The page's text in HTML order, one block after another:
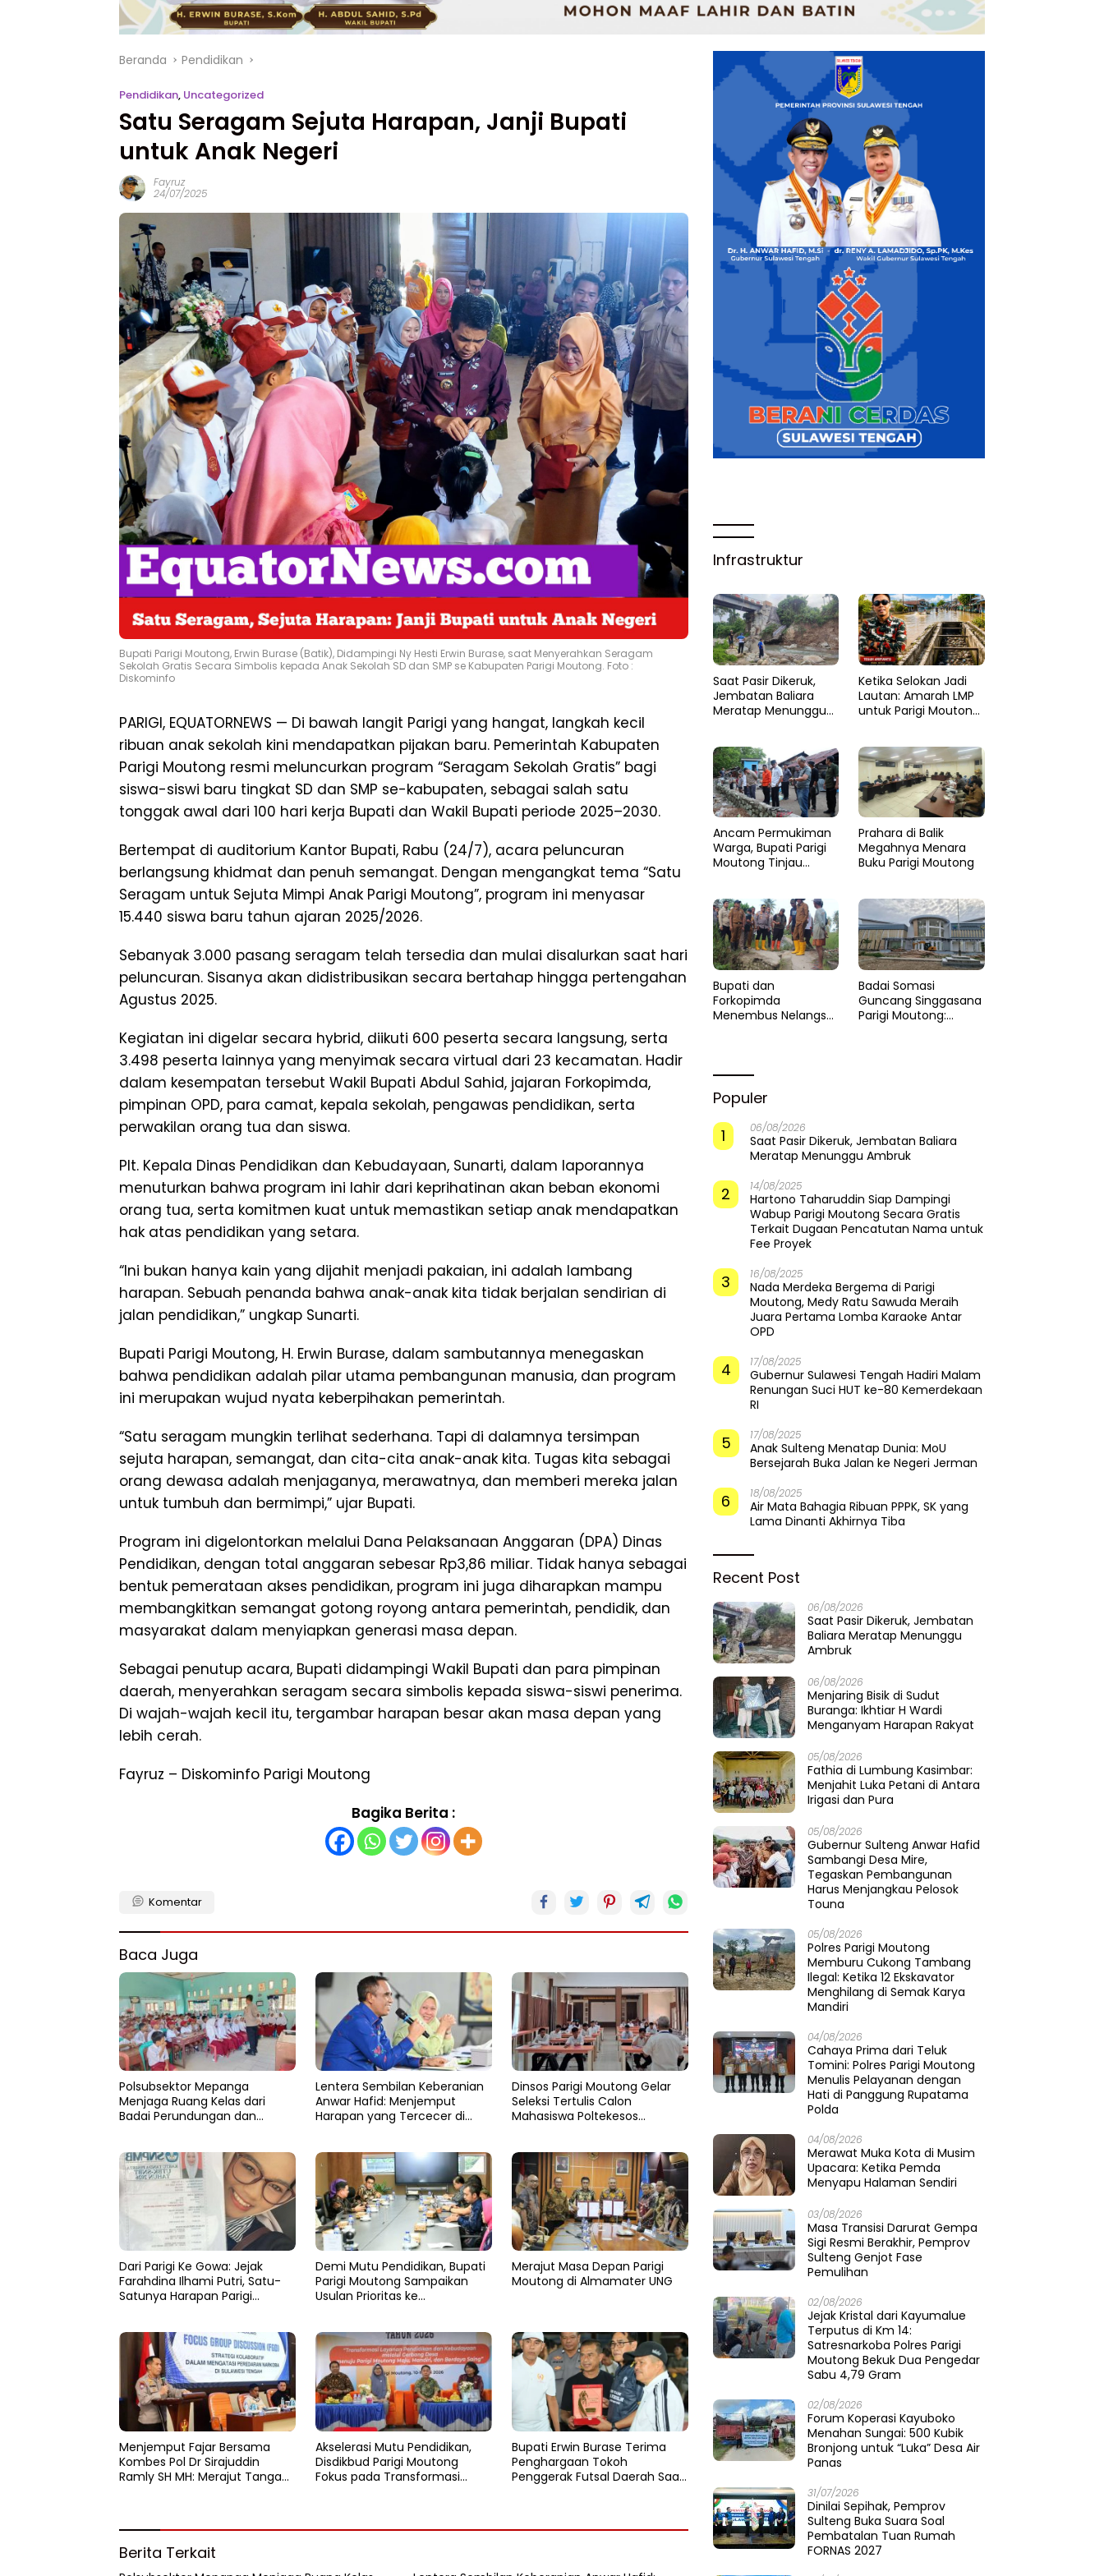
Beranda Pendidikan
Pendidikan, Uncategorized
Satu Seragam Sejuta Harapan, Janji Bupati
untuk Anak Negeri
Fayruz
24/07/2025
Bupati Parigi Moutong, Erwin Burase (Batik), Didampingi Ny Hesti Erwin Burase, saat Menyerahkan Seragam
Sekolah Gratis Secara Simbolis kepada Anak Sekolah SD dan SMP se Kabupaten Parigi Moutong. Foto :
Diskominfo
PARIGI, EQUATORNEWS — Di bawah langit Parigi yang hangat, langkah kecil
ribuan anak sekolah kini mendapatkan pijakan baru. Pemerintah Kabupaten
Parigi Moutong resmi meluncurkan program “Seragam Sekolah Gratis” bagi
siswa-siswi baru tingkat SD dan SMP se-kabupaten, sebagai salah satu
tonggak awal dari 100 hari kerja Bupati dan Wakil Bupati periode 2025–2030.
Bertempat di auditorium Kantor Bupati, Rabu (24/7), acara peluncuran
berlangsung khidmat dan penuh semangat. Dengan mengangkat tema “Satu
Seragam untuk Sejuta Mimpi Anak Parigi Moutong”, program ini menyasar
15.440 siswa baru tahun ajaran 2025/2026.
Sebanyak 3.000 pasang seragam telah tersedia dan mulai disalurkan saat hari
peluncuran. Sisanya akan didistribusikan secara bertahap hingga pertengahan
Agustus 2025.
Kegiatan ini digelar secara hybrid, diikuti 600 peserta secara langsung, serta
3.498 peserta lainnya yang menyimak secara virtual dari 23 kecamatan. Hadir
dalam kesempatan tersebut Wakil Bupati Abdul Sahid, jajaran Forkopimda,
pimpinan OPD, para camat, kepala sekolah, pengawas pendidikan, serta
perwakilan orang tua dan siswa.
Plt. Kepala Dinas Pendidikan dan Kebudayaan, Sunarti, dalam laporannya
menuturkan bahwa program ini lahir dari keprihatinan akan beban ekonomi
orang tua, serta komitmen kuat untuk memastikan setiap anak mendapatkan
hak atas pendidikan yang setara.
“Ini bukan hanya kain yang dijahit menjadi pakaian, ini adalah lambang
harapan. Sebuah penanda bahwa anak-anak kita tidak berjalan sendirian di
jalan pendidikan,” ungkap Sunarti.
Bupati Parigi Moutong, H. Erwin Burase, dalam sambutannya menegaskan
bahwa pendidikan adalah pilar utama pembangunan manusia, dan program
ini merupakan wujud nyata keberpihakan pemerintah.
“Satu seragam mungkin terlihat sederhana. Tapi di dalamnya tersimpan
sejuta harapan, semangat, dan cita-cita anak-anak kita. Tugas kita sebagai
orang dewasa adalah menjaganya, merawatnya, dan memberi mereka jalan
untuk tumbuh dan bermimpi,” ujar Bupati.
Program ini digelontorkan melalui Dana Pelaksanaan Anggaran (DPA) Dinas
Pendidikan, dengan total anggaran sebesar Rp3,86 miliar. Tidak hanya sebagai
bentuk pemerataan akses pendidikan, program ini juga diharapkan mampu
membangkitkan semangat gotong royong antara pemerintah, pendidik, dan
masyarakat dalam menyiapkan generasi masa depan.
Sebagai penutup acara, Bupati didampingi Wakil Bupati dan para pimpinan
daerah, menyerahkan seragam secara simbolis kepada siswa-siswi penerima.
Di wajah-wajah kecil itu, tergambar harapan besar akan masa depan yang
lebih cerah.
Fayruz – Diskominfo Parigi Moutong
Bagika Berita :
Komentar
Baca Juga
Polsubsektor Mepanga
Menjaga Ruang Kelas dari
Badai Perundungan dan
Lentera Sembilan Keberanian
Anwar Hafid: Menjemput
Harapan yang Tercecer di
Dinsos Parigi Moutong Gelar
Seleksi Tertulis Calon
Mahasiswa Poltekesos
Dari Parigi Ke Gowa: Jejak
Farahdina Ilhami Putri, Satu-
Satunya Harapan Parigi
Demi Mutu Pendidikan, Bupati
Parigi Moutong Sampaikan
Usulan Prioritas ke
Merajut Masa Depan Parigi
Moutong di Almamater UNG
​Menjemput Fajar Bersama
Kombes Pol Dr Sirajuddin
Ramly SH MH: Merajut Tangan
Akselerasi Mutu Pendidikan,
Disdikbud Parigi Moutong
Fokus pada Transformasi
Bupati Erwin Burase Terima
Penghargaan Tokoh
Penggerak Futsal Daerah Saat
Berita Terkait
Infrastruktur
Saat Pasir Dikeruk,
Jembatan Baliara
Meratap Menunggu
Ketika Selokan Jadi
Lautan: Amarah LMP
untuk Parigi Moutong
Ancam Permukiman
Warga, Bupati Parigi
Moutong Tinjau
Penanganan Cepat
Prahara di Balik
Megahnya Menara
Buku Parigi Moutong
​Bupati dan
Forkopimda
Menembus Nelangsa
Sinergi
Badai Somasi
Guncang Singgasana
Parigi Moutong:
Populer
1
06/08/2026
Saat Pasir Dikeruk, Jembatan Baliara
Meratap Menunggu Ambruk
2 14/08/2025
Hartono Taharuddin Siap Dampingi
Wabup Parigi Moutong Secara Gratis
Terkait Dugaan Pencatutan Nama untuk
Fee Proyek
3 16/08/2025
Nada Merdeka Bergema di Parigi
Moutong, Medy Ratu Sawuda Meraih
Juara Pertama Lomba Karaoke Antar
OPD
4 17/08/2025
Gubernur Sulawesi Tengah Hadiri Malam
Renungan Suci HUT ke-80 Kemerdekaan
RI
5 17/08/2025
Anak Sulteng Menatap Dunia: MoU
Bersejarah Buka Jalan ke Negeri Jerman
6 18/08/2025
Air Mata Bahagia Ribuan PPPK, SK yang
Lama Dinanti Akhirnya Tiba
Recent Post
06/08/2026
Saat Pasir Dikeruk, Jembatan
Baliara Meratap Menunggu
Ambruk
06/08/2026
Menjaring Bisik di Sudut
Buranga: Ikhtiar H Wardi
Menganyam Harapan Rakyat
05/08/2026
Fathia di Lumbung Kasimbar:
Menjahit Luka Petani di Antara
Irigasi dan Pura
05/08/2026
Gubernur Sulteng Anwar Hafid
Sambangi Desa Mire,
Tegaskan Pembangunan
Harus Menjangkau Pelosok
Touna
05/08/2026
Polres Parigi Moutong
Memburu Cukong Tambang
Ilegal: Ketika 12 Ekskavator
Menghilang di Semak Karya
Mandiri
04/08/2026
Cahaya Prima dari Teluk
Tomini: Polres Parigi Moutong
Menulis Pelayanan dengan
Hati di Panggung Rupatama
Polda
04/08/2026
Merawat Muka Kota di Musim
Upacara: Ketika Pemda
Menyapu Halaman Sendiri
03/08/2026
Masa Transisi Darurat Gempa
Sigi Resmi Berakhir, Pemprov
Sulteng Genjot Fase
Pemulihan
02/08/2026
Jejak Kristal dari Kayumalue
Terputus di Km 14:
Satresnarkoba Polres Parigi
Moutong Bekuk Dua Pengedar
Sabu 4,79 Gram
02/08/2026
Forum Koperasi Kayuboko
Menahan Sungai: 500 Kubik
Bronjong untuk “Luka” Desa Air
Panas
31/07/2026
Dinilai Sepihak, Pemprov
Sulteng Buka Suara Soal
Pembatalan Tuan Rumah
FORNAS 2027